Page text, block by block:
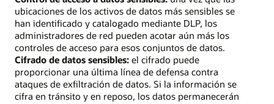
ubicaciones de los activos de datos más sensibles se
han identificado y catalogado mediante DLP, los
administradores de red pueden acotar aún más los
controles de acceso para esos conjuntos de datos.
Cifrado de datos sensibles: el cifrado puede
proporcionar una última línea de defensa contra
ataques de exfiltración de datos. Si la información se
cifra en tránsito y en reposo, los datos permanecerán